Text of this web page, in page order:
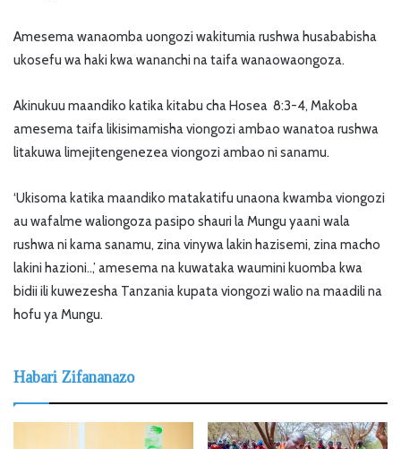
Amesema wanaomba uongozi wakitumia rushwa husababisha
ukosefu wa haki kwa wananchi na taifa wanaowaongoza.
Akinukuu maandiko katika kitabu cha Hosea 8:3-4, Makoba
amesema taifa likisimamisha viongozi ambao wanatoa rushwa
litakuwa limejitengenezea viongozi ambao ni sanamu.
‘Ukisoma katika maandiko matakatifu unaona kwamba viongozi
au wafalme waliongoza pasipo shauri la Mungu yaani wala
rushwa ni kama sanamu, zina vinywa lakin hazisemi, zina macho
lakini hazioni..,’ amesema na kuwataka waumini kuomba kwa
bidii ili kuwezesha Tanzania kupata viongozi walio na maadili na
hofu ya Mungu.
Habari Zifananazo